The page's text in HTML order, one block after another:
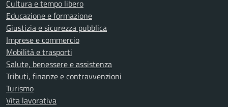
Cultura e tempo libero
Educazione e formazione
Giustizia e sicurezza pubblica
Imprese e commercio
Mobilità e trasporti
Salute, benessere e assistenza
Tributi, finanze e contravvenzioni
Turismo
Vita lavorativa